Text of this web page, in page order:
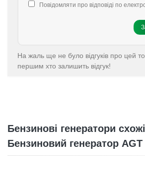
Повідомляти про відповіді по
На жаль ще не було відгуків про цей
першим хто залишить відгук!
Бензинові генератори
Бензиновий генератор AGT